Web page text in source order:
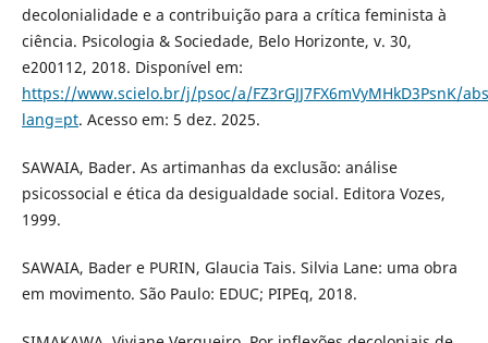
decolonialidade e a contribuição para a crítica feminista à
ciência. Psicologia & Sociedade, Belo Horizonte, v. 30,
e200112, 2018. Disponível em:
https://www.scielo.br/j/psoc/a/FZ3rGJJ7FX6mVyMHkD3PsnK/
lang=pt. Acesso em: 5 dez. 2025.
SAWAIA, Bader. As artimanhas da exclusão: análise
psicossocial e ética da desigualdade social. Editora Vozes,
1999.
SAWAIA, Bader e PURIN, Glaucia Tais. Silvia Lane: uma obra
em movimento. São Paulo: EDUC; PIPEq, 2018.